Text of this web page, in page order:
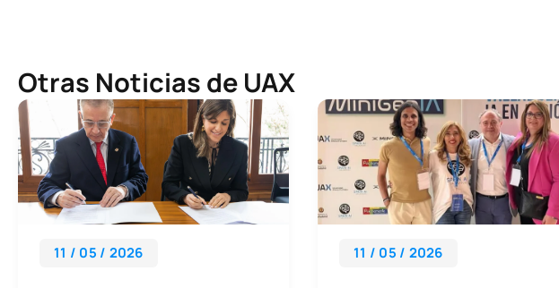
Otras Noticias de UAX
11 / 05 / 2026 11 / 05 / 2026